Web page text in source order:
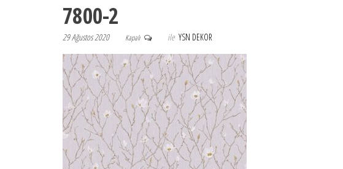
7800-2
29 Ağustos 2020 Kapalı ile YSN DEKOR